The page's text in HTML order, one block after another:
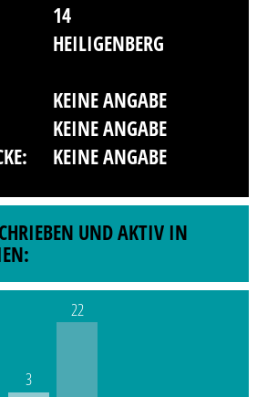
14
HEILIGENBERG
KEINE ANGABE
KEINE ANGABE
KEINE ANGABE
UND AKTIV IN
3
22